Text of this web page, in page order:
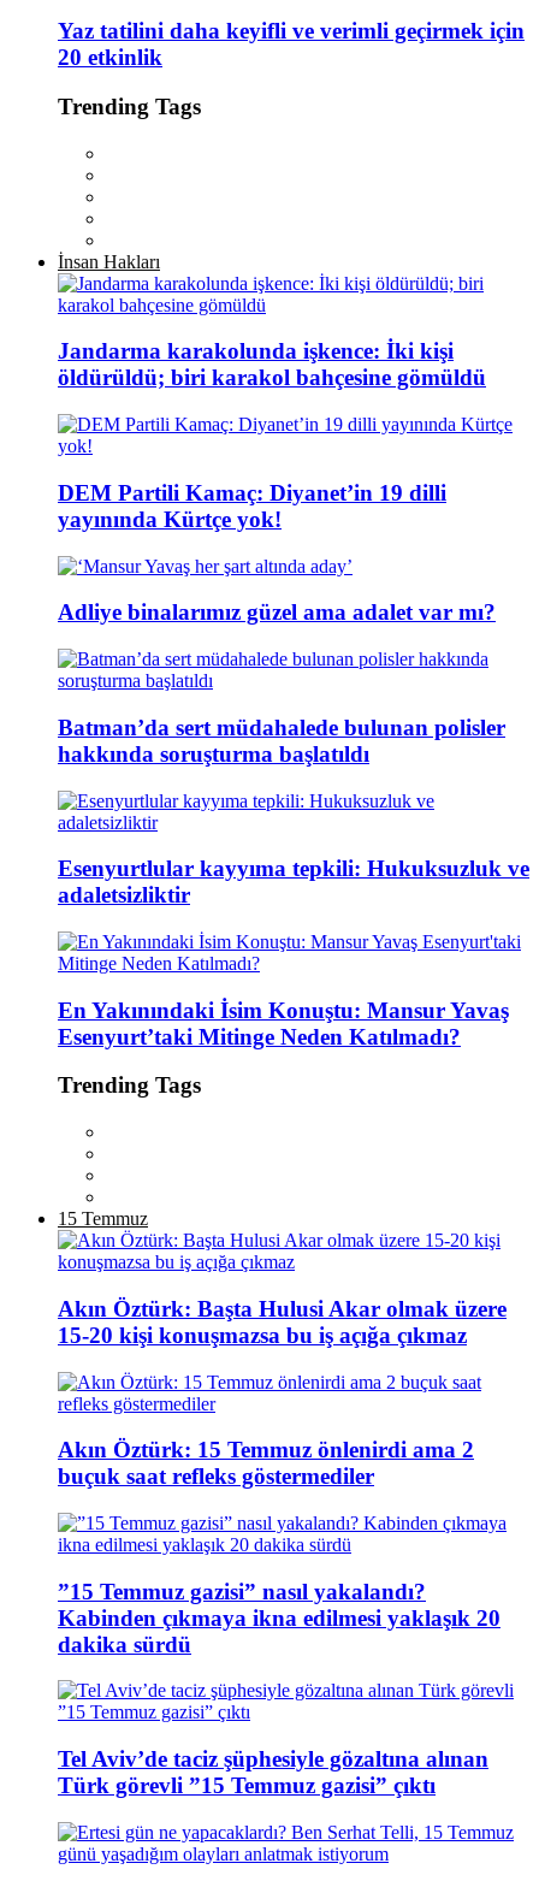
Yaz tatilini daha keyifli ve verimli geçirmek için
20 etkinlik
Trending Tags
İnsan Hakları
Jandarma karakolunda işkence: İki kişi
öldürüldü; biri karakol bahçesine gömüldü
DEM Partili Kamaç: Diyanet’in 19 dilli
yayınında Kürtçe yok!
Adliye binalarımız güzel ama adalet var mı?
Batman’da sert müdahalede bulunan polisler
hakkında soruşturma başlatıldı
Esenyurtlular kayyıma tepkili: Hukuksuzluk ve
adaletsizliktir
En Yakınındaki İsim Konuştu: Mansur Yavaş
Esenyurt’taki Mitinge Neden Katılmadı?
Trending Tags
15 Temmuz
Akın Öztürk: Başta Hulusi Akar olmak üzere
15-20 kişi konuşmazsa bu iş açığa çıkmaz
Akın Öztürk: 15 Temmuz önlenirdi ama 2
buçuk saat refleks göstermediler
”15 Temmuz gazisi” nasıl yakalandı?
Kabinden çıkmaya ikna edilmesi yaklaşık 20
dakika sürdü
Tel Aviv’de taciz şüphesiyle gözaltına alınan
Türk görevli ”15 Temmuz gazisi” çıktı